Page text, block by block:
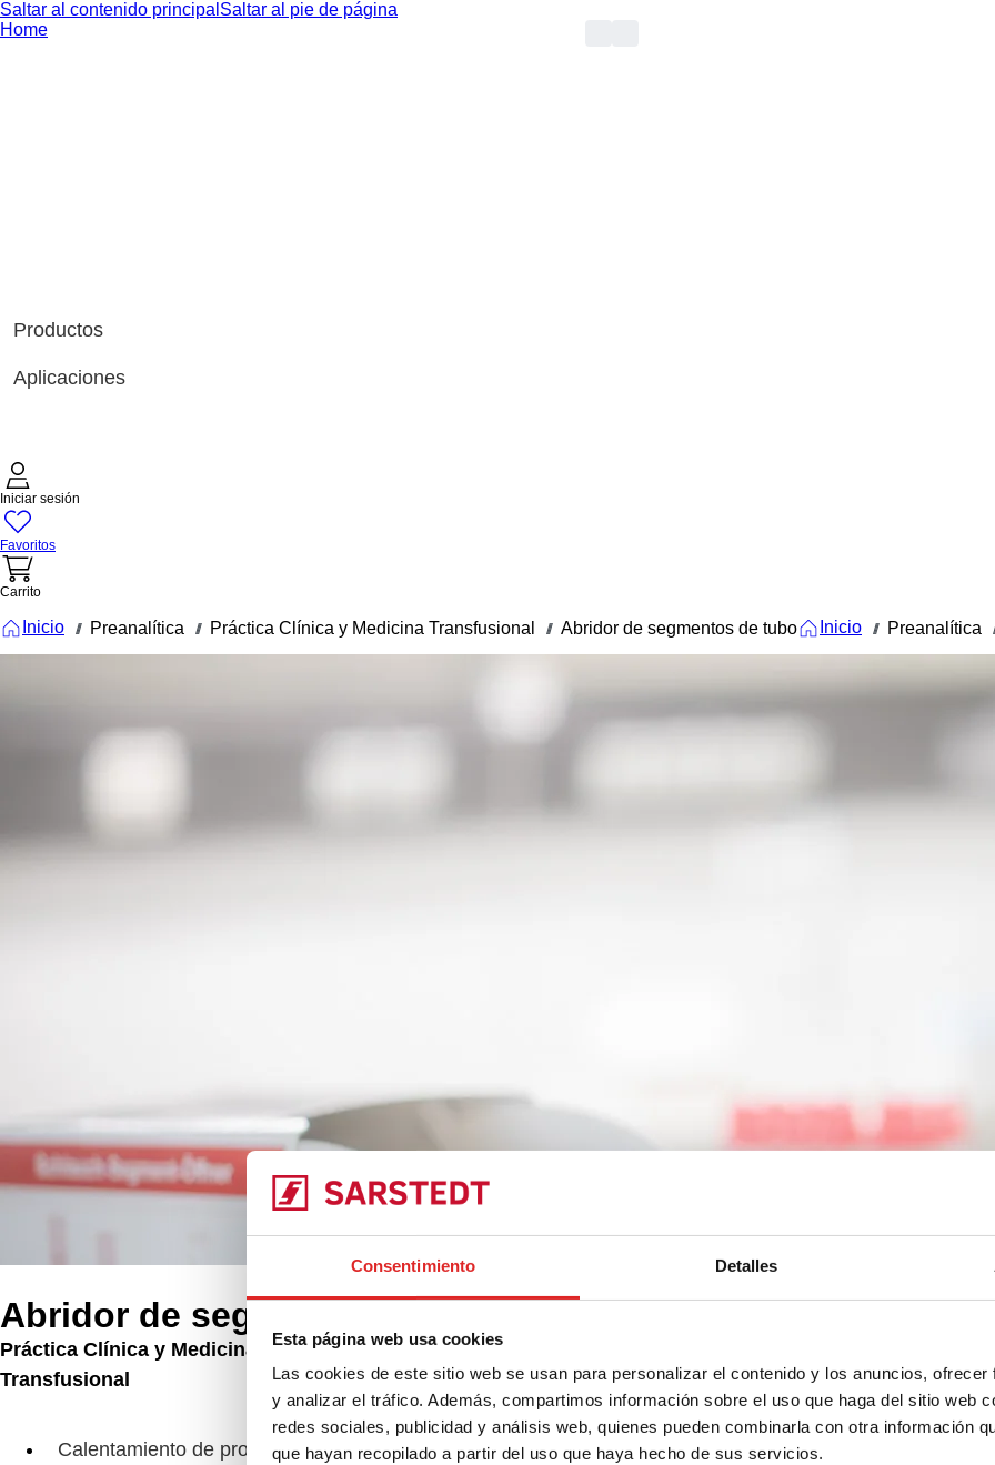
Consentimiento Detalles
Esta página web usa cookies
Las cookies de este sitio web se usan para personalizar el contenido y los anuncios,
y analizar el tráfico. Además, compartimos información sobre el uso que haga del sitio web
redes sociales, publicidad y análisis web, quienes pueden combinarla con otra información
que hayan recopilado a partir del uso que haya hecho de sus servicios.
Saltar al contenido principal Saltar al pie de página
Home
Productos
Aplicaciones
Iniciar sesión
Favoritos
Carrito
Inicio /// Preanalítica /// Práctica Clínica y Medicina Transfusional /// Abridor de segmentos de tubo Inicio /// Preanalítica ///
Abridor de segmentos de tubo
Práctica Clínica y Medicina
Transfusional
Calentamiento de productos
Abridor de segmentos de tubo